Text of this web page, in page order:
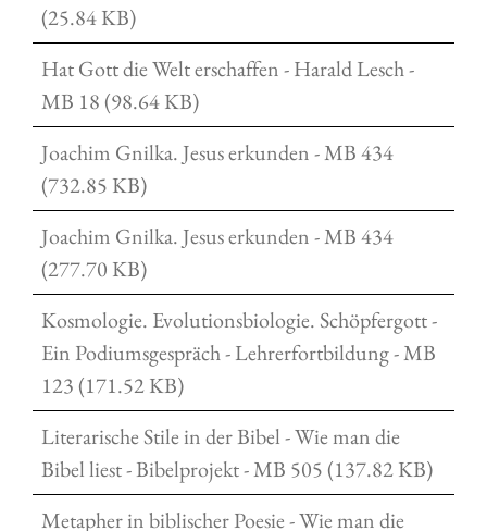
(25.84 KB)
Hat Gott die Welt erschaffen - Harald Lesch -
MB 18 (98.64 KB)
Joachim Gnilka. Jesus erkunden - MB 434
(732.85 KB)
Joachim Gnilka. Jesus erkunden - MB 434
(277.70 KB)
Kosmologie. Evolutionsbiologie. Schöpfergott -
Ein Podiumsgespräch - Lehrerfortbildung - MB
123 (171.52 KB)
Literarische Stile in der Bibel - Wie man die
Bibel liest - Bibelprojekt - MB 505 (137.82 KB)
Metapher in biblischer Poesie - Wie man die